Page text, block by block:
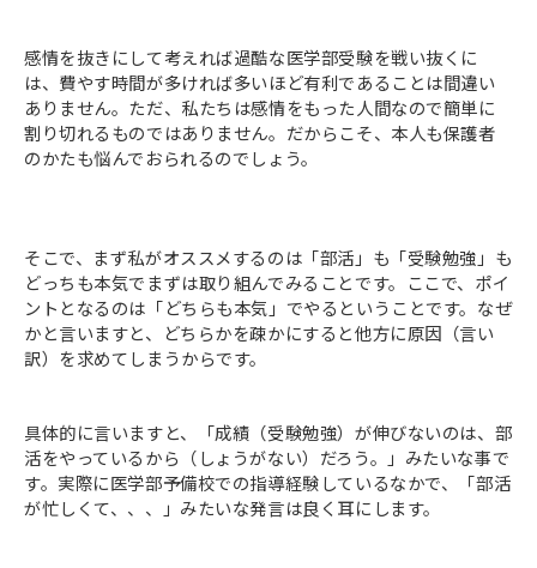
感情を抜きにして考えれば過酷な医学部受験を戦い抜くに
は、費やす時間が多ければ多いほど有利であることは間違い
ありません。ただ、私たちは感情をもった人間なので簡単に
割り切れるものではありません。だからこそ、本人も保護者
のかたも悩んでおられるのでしょう。
そこで、まず私がオススメするのは「部活」も「受験勉強」も
どっちも本気でまずは取り組んでみることです。ここで、ポイ
ントとなるのは「どちらも本気」でやるということです。なぜ
かと言いますと、どちらかを疎かにすると他方に原因（言い
訳）を求めてしまうからです。
具体的に言いますと、「成績（受験勉強）が伸びないのは、部
活をやっているから（しょうがない）だろう。」みたいな事で
す。実際に医学部予備校での指導経験しているなかで、「部活
が忙しくて、、、」みたいな発言は良く耳にします。